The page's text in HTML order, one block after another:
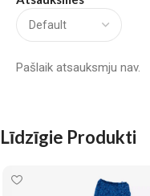
Pašlaik atsauksmju nav.
Līdzīgie Produkti